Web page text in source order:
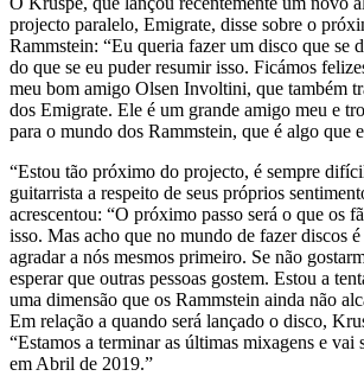
projecto paralelo, Emigrate, disse sobre o
Rammstein: “Eu queria fazer um disco que se
do que se eu puder resumir isso. Ficámos
meu bom amigo Olsen Involtini, que também
dos Emigrate. Ele é um grande amigo meu e
para o mundo dos Rammstein, que é algo que
“Estou tão próximo do projecto, é sempre
guitarrista a respeito de seus próprios
acrescentou: “O próximo passo será o que os
isso. Mas acho que no mundo de fazer discos
agradar a nós mesmos primeiro. Se não
esperar que outras pessoas gostem. Estou a
uma dimensão que os Rammstein ainda não
Em relação a quando será lançado o disco,
“Estamos a terminar as últimas mixagens e vai
em Abril de 2019.”